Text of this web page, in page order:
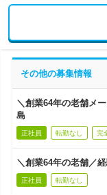
その他の募集情報
＼創業64年の老舗メ
島
正社員 転勤なし 完
＼創業64年の老舗／
正社員 転勤なし